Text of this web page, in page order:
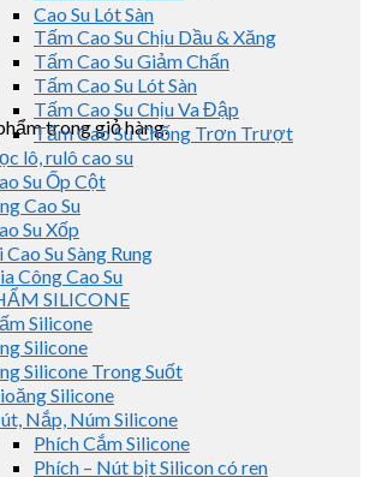
trong giỏ hàng.
Cao Su Lót Sàn
Tấm Cao Su Chịu Dầu & Xăng
Tấm Cao Su Giảm Chấn
Tấm Cao Su Lót Sàn
Tấm Cao Su Chịu Va Đập
Tấm Cao Su Chống Trơn Trượt
lô, rulô cao su
Su Ốp Cột
Cao Su
Su Xốp
Cao Su Sàng Rung
Công Cao Su
SILICONE
Silicone
Silicone
Silicone Trong Suốt
Silicone
Nắp, Núm Silicone
Phích Cắm Silicone
Phích – Nút bịt Silicon có ren